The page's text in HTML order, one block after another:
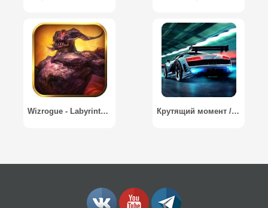
Wizrogue - Labyrinth of Wizardry Крутящий момент / Perfect Shift